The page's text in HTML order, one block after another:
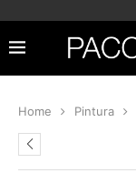
Home Pintura